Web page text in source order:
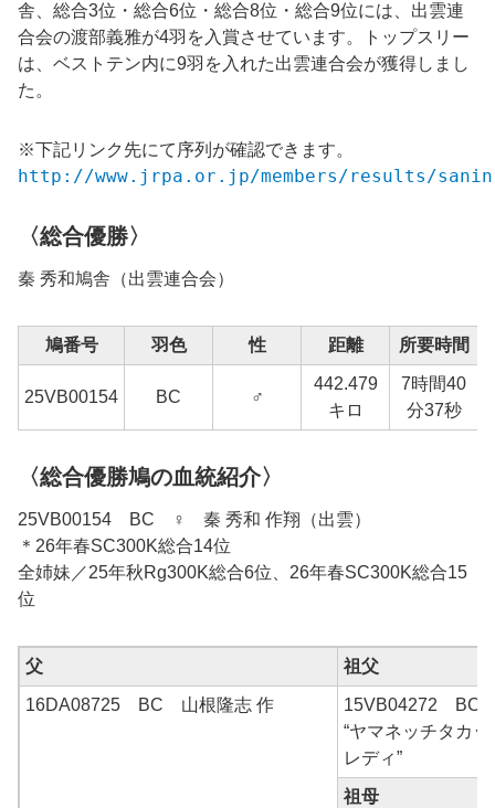
舎、総合3位・総合6位・総合8位・総合9位には、出雲連
合会の渡部義雅が4羽を入賞させています。トップスリー
は、ベストテン内に9羽を入れた出雲連合会が獲得しまし
た。
※下記リンク先にて序列が確認できます。
http://www.jrpa.or.jp/members/results/
〈総合優勝〉
秦 秀和鳩舎（出雲連合会）
鳩番号 羽色 性 距離 所要時間
25VB00154 BC ♂
442.479
キロ
7時間40
分37秒
〈総合優勝鳩の血統紹介〉
25VB00154 BC ♀ 秦 秀和 作翔（出雲）
＊26年春SC300K総合14位
全姉妹／25年秋Rg300K総合6位、26年春SC300K総合15
位
父 祖父
16DA08725 BC 山根隆志 作
15VB04272 BC
“ヤマネッチタカッ
レディ”
祖母